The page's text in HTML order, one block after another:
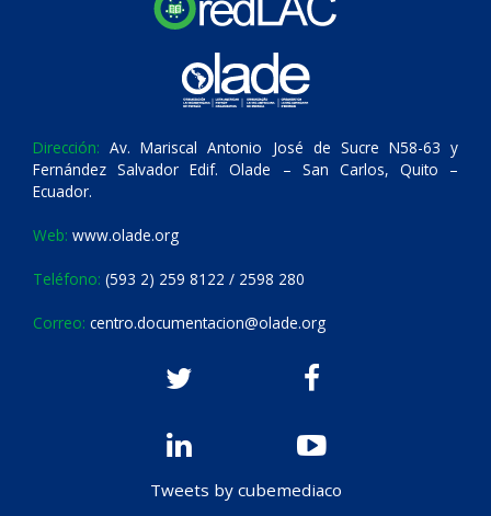
Dirección: Av. Mariscal Antonio José de Sucre N58-63 y
Fernández Salvador Edif. Olade – San Carlos, Quito –
Ecuador.
Web: www.olade.org
Teléfono: (593 2) 259 8122 / 2598 280
Correo: centro.documentacion@olade.org
Tweets by cubemediaco